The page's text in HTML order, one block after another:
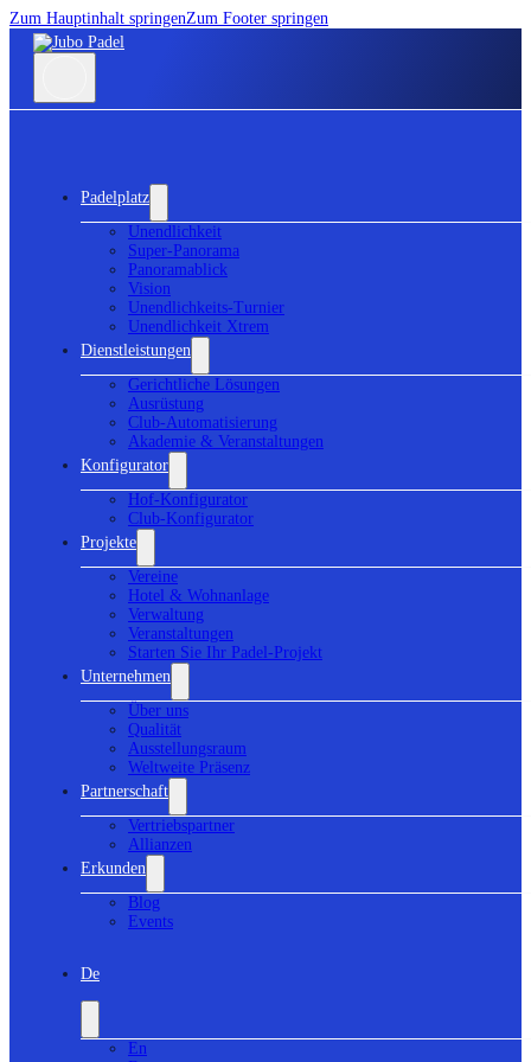
Zum Hauptinhalt springenZum Footer springen
Padelplatz
Unendlichkeit
Super-Panorama
Panoramablick
Vision
Unendlichkeits-Turnier
Unendlichkeit Xtrem
Dienstleistungen
Gerichtliche Lösungen
Ausrüstung
Club-Automatisierung
Akademie & Veranstaltungen
Konfigurator
Hof-Konfigurator
Club-Konfigurator
Projekte
Vereine
Hotel & Wohnanlage
Verwaltung
Veranstaltungen
Starten Sie Ihr Padel-Projekt
Unternehmen
Über uns
Qualität
Ausstellungsraum
Weltweite Präsenz
Partnerschaft
Vertriebspartner
Allianzen
Erkunden
Blog
Events
De
En